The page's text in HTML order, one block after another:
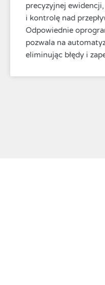
precyzyjnej
i kontrolę nad
Odpowiednie
pozwala na
eliminując błędy i